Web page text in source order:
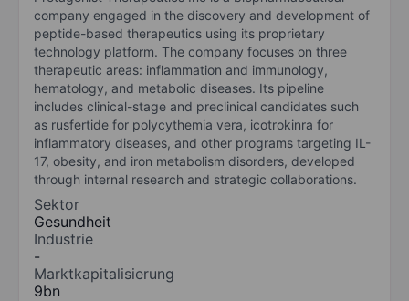
company engaged in the discovery and development of
peptide-based therapeutics using its proprietary
technology platform. The company focuses on three
therapeutic areas: inflammation and immunology,
hematology, and metabolic diseases. Its pipeline
includes clinical-stage and preclinical candidates such
as rusfertide for polycythemia vera, icotrokinra for
inflammatory diseases, and other programs targeting IL-
17, obesity, and iron metabolism disorders, developed
through internal research and strategic collaborations.
Sektor
Gesundheit
Industrie
-
Marktkapitalisierung
9bn